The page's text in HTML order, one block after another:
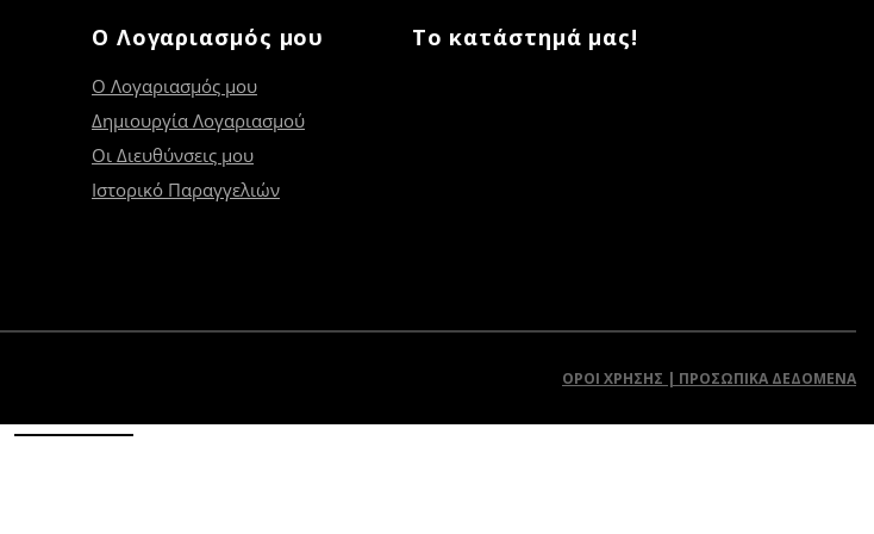
Ο Λογαριασμός μου
Ο Λογαριασμός μου
Δημιουργία Λογαριασμού
Οι Διευθύνσεις μου
Ιστορικό Παραγγελιών
Το κατάστημά μας!
ΌΡΟΙ ΧΡΉΣΗΣ | ΠΡΟΣΩΠΙΚΆ ΔΕΔΟΜΈΝΑ